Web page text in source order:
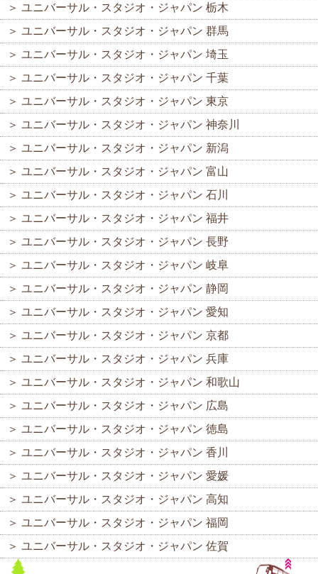
＞ ユニバーサル・スタジオ・ジャパン 栃木
＞ ユニバーサル・スタジオ・ジャパン 群馬
＞ ユニバーサル・スタジオ・ジャパン 埼玉
＞ ユニバーサル・スタジオ・ジャパン 千葉
＞ ユニバーサル・スタジオ・ジャパン 東京
＞ ユニバーサル・スタジオ・ジャパン 神奈川
＞ ユニバーサル・スタジオ・ジャパン 新潟
＞ ユニバーサル・スタジオ・ジャパン 富山
＞ ユニバーサル・スタジオ・ジャパン 石川
＞ ユニバーサル・スタジオ・ジャパン 福井
＞ ユニバーサル・スタジオ・ジャパン 長野
＞ ユニバーサル・スタジオ・ジャパン 岐阜
＞ ユニバーサル・スタジオ・ジャパン 静岡
＞ ユニバーサル・スタジオ・ジャパン 愛知
＞ ユニバーサル・スタジオ・ジャパン 京都
＞ ユニバーサル・スタジオ・ジャパン 兵庫
＞ ユニバーサル・スタジオ・ジャパン 和歌山
＞ ユニバーサル・スタジオ・ジャパン 広島
＞ ユニバーサル・スタジオ・ジャパン 徳島
＞ ユニバーサル・スタジオ・ジャパン 香川
＞ ユニバーサル・スタジオ・ジャパン 愛媛
＞ ユニバーサル・スタジオ・ジャパン 高知
＞ ユニバーサル・スタジオ・ジャパン 福岡
＞ ユニバーサル・スタジオ・ジャパン 佐賀